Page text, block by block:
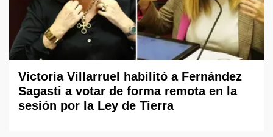
Victoria Villarruel habilitó a Fernández
Sagasti a votar de forma remota en la
sesión por la Ley de Tierra